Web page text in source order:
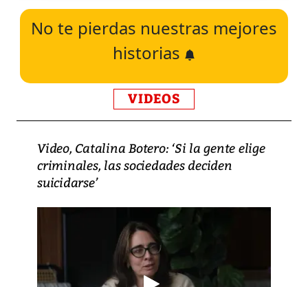
No te pierdas nuestras mejores
historias
VIDEOS
Video, Catalina Botero: ‘Si la gente elige
criminales, las sociedades deciden
suicidarse’